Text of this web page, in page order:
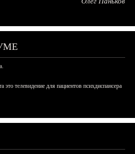
это телевидение для пациентов психдиспансера